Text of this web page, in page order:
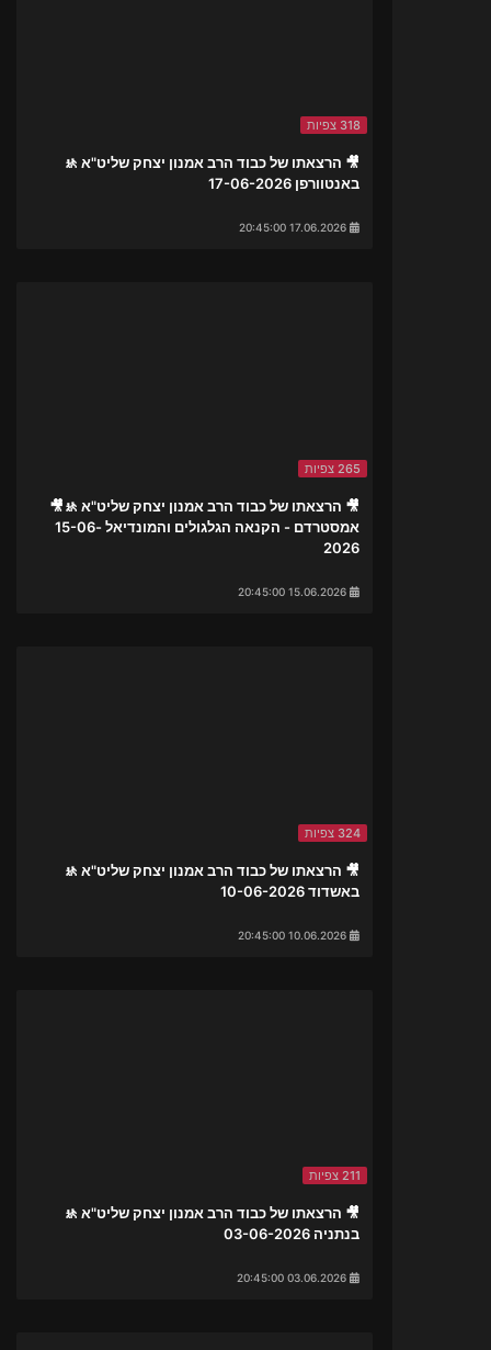
318 צפיות
🎥 הרצאתו של כבוד הרב אמנון יצחק שליט"א 🚸
באנטוורפן 17-06-2026
265 צפיות
🎥 הרצאתו של כבוד הרב אמנון יצחק שליט"א 🚸🎥
אמסטרדם - הקנאה הגלגולים והמונדיאל 15-06-
2026
324 צפיות
🎥 הרצאתו של כבוד הרב אמנון יצחק שליט"א 🚸
באשדוד 10-06-2026
211 צפיות
🎥 הרצאתו של כבוד הרב אמנון יצחק שליט"א 🚸
בנתניה 03-06-2026